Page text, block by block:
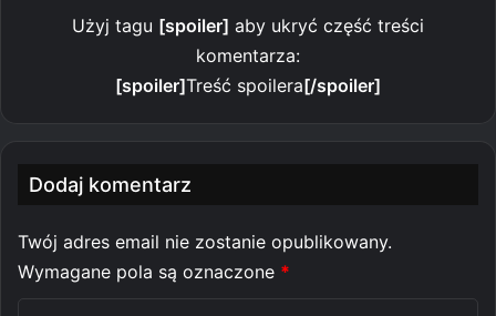
Użyj tagu [spoiler] aby ukryć część treści
komentarza:
[spoiler]Treść spoilera[/spoiler]
Dodaj komentarz
Twój adres email nie zostanie opublikowany.
Wymagane pola są oznaczone *